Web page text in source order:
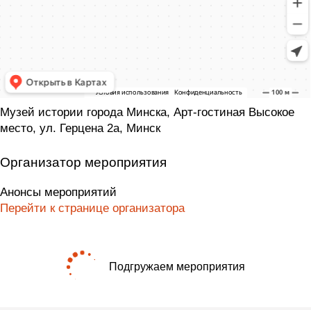
Музей истории города Минска, Арт-гостиная Высокое
место, ул. Герцена 2а, Минск
Организатор мероприятия
Анонсы мероприятий
Перейти к странице организатора
Подгружаем мероприятия